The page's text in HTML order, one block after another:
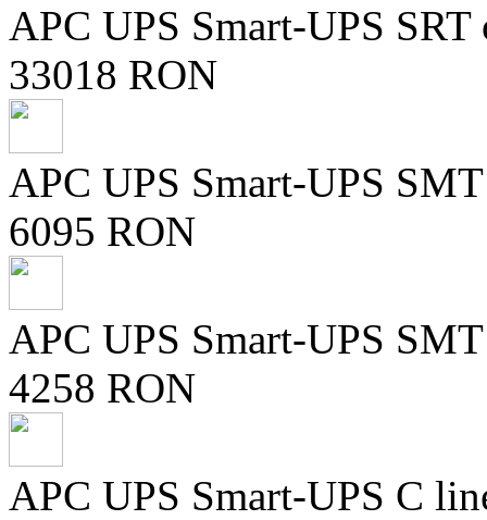
APC UPS Smart-UPS
33018 RON
APC UPS Smart-UPS
6095 RON
APC UPS Smart-UPS
4258 RON
APC UPS Smart-UPS C